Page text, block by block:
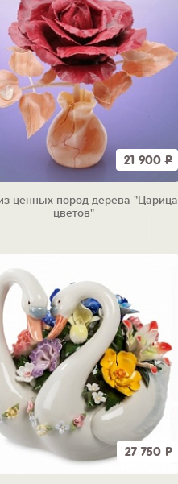
21 900Р
ценных пород дерева "Царица
цветов"
27 750Р